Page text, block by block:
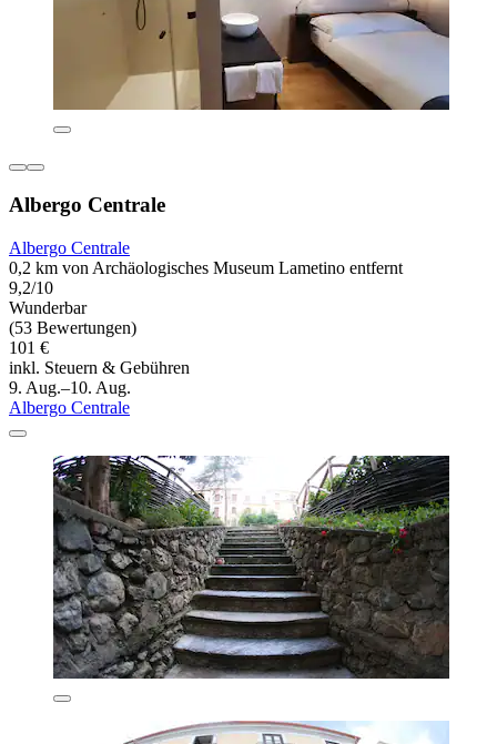
Albergo Centrale
Albergo Centrale
0,2 km von Archäologisches Museum Lametino entfernt
9,2/10
Wunderbar
(53 Bewertungen)
101 €
inkl. Steuern & Gebühren
9. Aug.–10. Aug.
Albergo Centrale